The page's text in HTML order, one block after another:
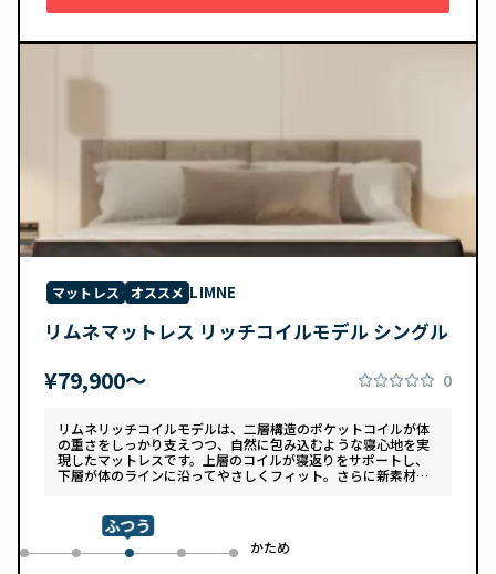
マットレス オススメ LIMNE
リムネマットレス リッチコイルモデル シングル
¥79,900〜 0
リムネリッチコイルモデルは、二層構造のポケットコイルが体
の重さをしっかり支えつつ、自然に包み込むような寝心地を実
現したマットレスです。上層のコイルが寝返りをサポートし、
下層が体のラインに沿ってやさしくフィット。さらに新素材
ンで、カバーは自宅で洗濯可能。清潔さと快適さの両方を追求
した一枚です。
0 1 2
ふつう
3 かため
4